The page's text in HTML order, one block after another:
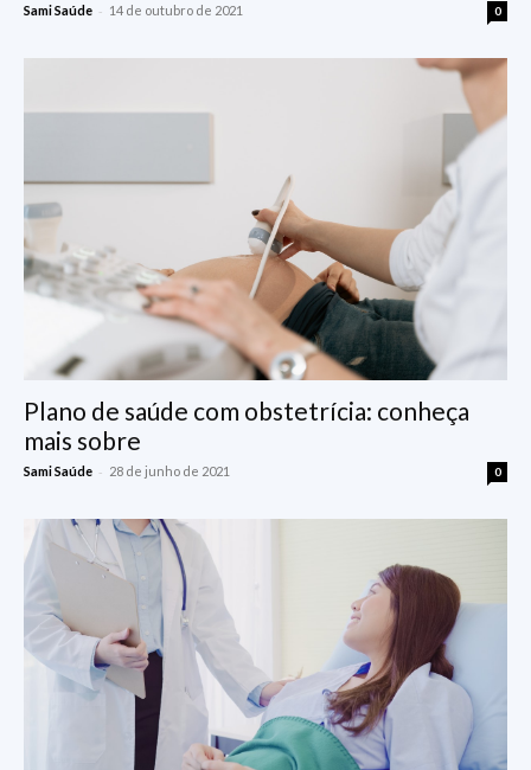
Sami Saúde - 14 de outubro de 2021 0
Plano de saúde com obstetrícia: conheça
mais sobre
Sami Saúde - 28 de junho de 2021 0